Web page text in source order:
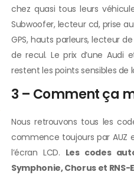
chez quasi tous leurs
Subwoofer, lecteur cd, prise
GPS, hauts parleurs, lecteur
de recul. Le prix d’une Audi
restent les points sensibles de
3 – Comment ça
Nous retrouvons tous les
commence toujours par AUZ
l’écran LCD. Les codes
Symphonie, Chorus et